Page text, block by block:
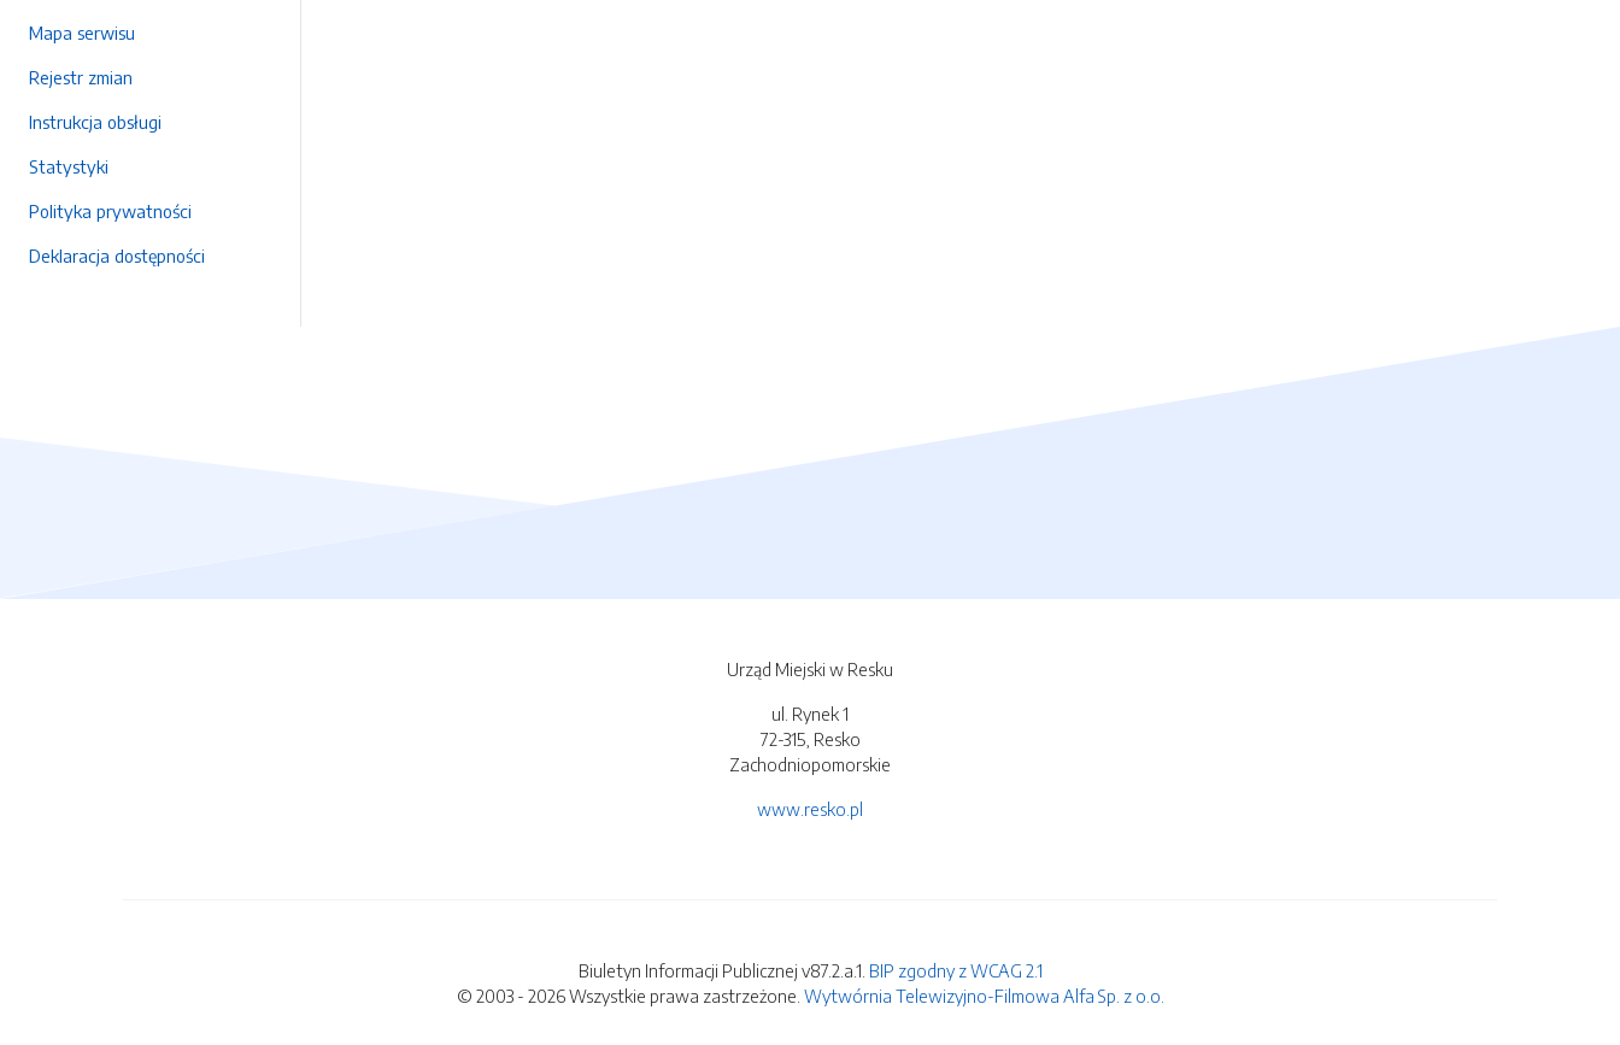
Mapa serwisu
Rejestr zmian
Instrukcja obsługi
Statystyki
Polityka prywatności
Deklaracja dostępności
Urząd Miejski w Resku
ul. Rynek 1
72-315, Resko
Zachodniopomorskie
www.resko.pl
Biuletyn Informacji Publicznej v87.2.a.1. BIP zgodny z WCAG 2.1
© 2003 - 2026 Wszystkie prawa zastrzeżone. Wytwórnia Telewizyjno-Filmowa Alfa Sp. z o.o.